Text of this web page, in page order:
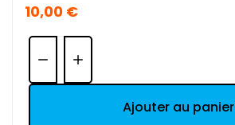
10,00 €
Quantité:
Ajouter au panier